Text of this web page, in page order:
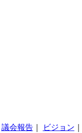
議会報告｜ ビジョン